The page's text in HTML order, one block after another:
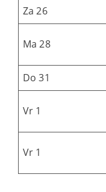
Za 26
Ma 28
Do 31
Vr 1
Vr 1